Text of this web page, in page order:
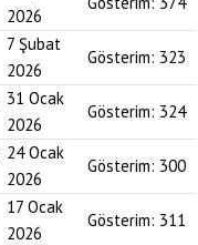
2026
7 Şubat
2026
Gösterim: 323
31 Ocak
2026
Gösterim: 324
24 Ocak
2026
Gösterim: 300
17 Ocak
2026
Gösterim: 311